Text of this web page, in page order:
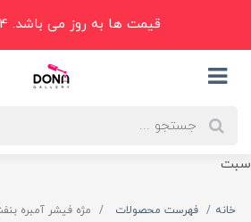
سبت
قیمت ها به روز می باشد. 1405/05/14
خانه فهرست محصولات مژه فيشر آمبره